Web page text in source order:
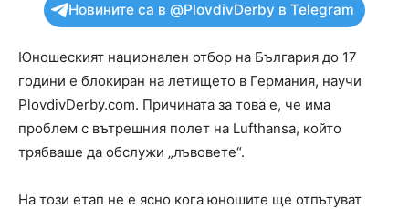
Новините са в @PlovdivDerby в Telegram
Юношеският национален отбор на България до 17
години е блокиран на летището в Германия, научи
PlovdivDerby.com. Причината за това е, че има
проблем с вътрешния полет на Lufthansa, който
трябваше да обслужи „лъвовете“.
На този етап не е ясно кога юношите ще отпътуват